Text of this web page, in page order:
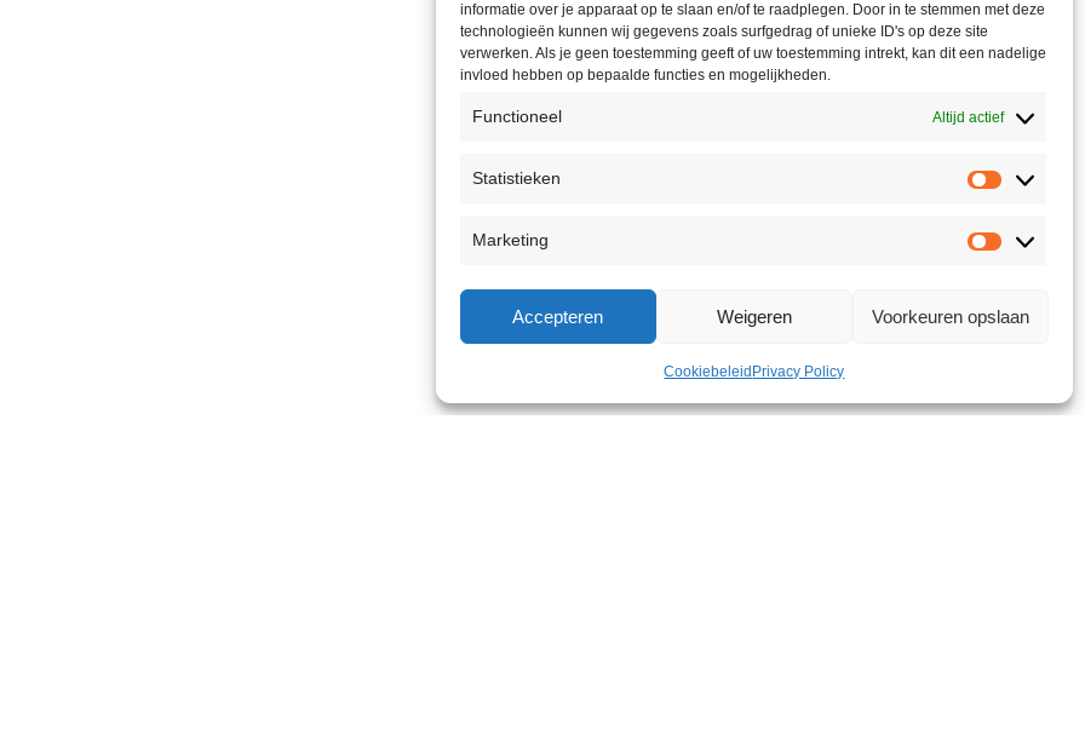
informatie over je apparaat op te slaan en/of te raadplegen. Door in te stemmen met deze
technologieën kunnen wij gegevens zoals surfgedrag of unieke ID's op deze site
verwerken. Als je geen toestemming geeft of uw toestemming intrekt, kan dit een nadelige
invloed hebben op bepaalde functies en mogelijkheden.
Functioneel Altijd actief
Statistieken
Marketing
Accepteren Weigeren Voorkeuren opslaan
Cookiebeleid Privacy Policy